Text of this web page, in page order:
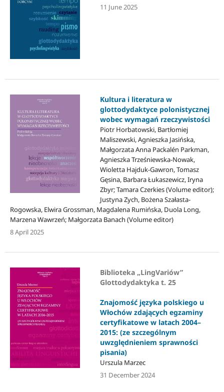
11 June 2025
Kultura i literatura w
glottodydaktyce polonistycznej
wobec wymagań rzeczywistości
Piotr Horbatowski, Bartłomiej
Maliszewski, Agnieszka Jasińska,
Małgorzata Anna Packalén Parkman,
Agnieszka Trześniewska-Nowak,
Wioletta Hajduk-Gawron, Tomasz
Gęsina, Barbara Łukaszewicz, Iryna
Zbyr; Tamara Czerkies (Volume editor);
Justyna Zych, Bożena Szałasta-
Rogowska, Elwira Grossman, Magdalena Rumińska, Duola Long,
Marzena Wawrzeń; Małgorzata Banach (Volume editor)
8 April 2025
Biblioteka „LingVariów”
Glottodydaktyka t. 25
Znajomość języka polskiego u
Włochów zdających egzaminy
certyfikatowe w latach 2004–
2015: (ze szczególnym
uwzględnieniem sprawności
pisania)
Urszula Marzec
31 December 2024